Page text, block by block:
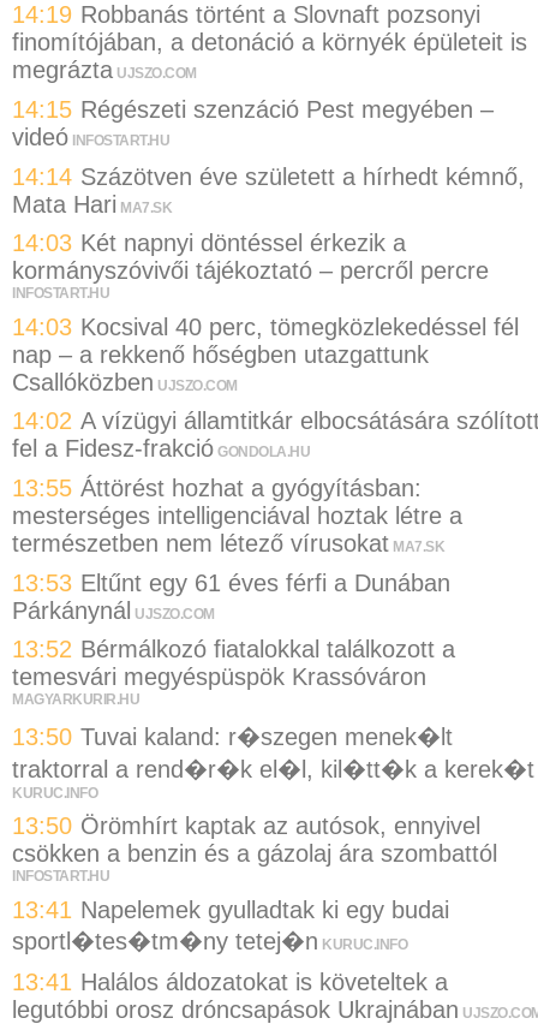
14:19 Robbanás történt a Slovnaft pozsonyi
finomítójában, a detonáció a környék épületeit is
megrázta UJSZO.COM
14:15 Régészeti szenzáció Pest megyében –
videó INFOSTART.HU
14:14 Százötven éve született a hírhedt kémnő,
Mata Hari MA7.SK
14:03 Két napnyi döntéssel érkezik a
kormányszóvivői tájékoztató – percről percre
INFOSTART.HU
14:03 Kocsival 40 perc, tömegközlekedéssel fél
nap – a rekkenő hőségben utazgattunk
Csallóközben UJSZO.COM
14:02 A vízügyi államtitkár elbocsátására
fel a Fidesz-frakció GONDOLA.HU
13:55 Áttörést hozhat a gyógyításban:
mesterséges intelligenciával hoztak létre a
természetben nem létező vírusokat MA7.SK
13:53 Eltűnt egy 61 éves férfi a Dunában
Párkánynál UJSZO.COM
13:52 Bérmálkozó fiatalokkal találkozott a
temesvári megyéspüspök Krassóváron
MAGYARKURIR.HU
13:50 Tuvai kaland: r�szegen menek�lt
traktorral a rend�r�k el�l, kil�tt�k a kerek�t
KURUC.INFO
13:50 Örömhírt kaptak az autósok, ennyivel
csökken a benzin és a gázolaj ára szombattól
INFOSTART.HU
13:41 Napelemek gyulladtak ki egy budai
sportl�tes�tm�ny tetej�n KURUC.INFO
13:41 Halálos áldozatokat is követeltek a
legutóbbi orosz dróncsapások Ukrajnában